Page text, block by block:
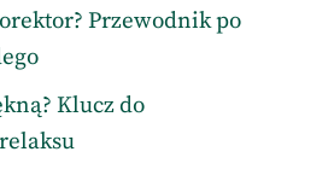
Przewodnik po
Klucz do